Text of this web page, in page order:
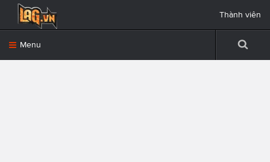
Menu
Thành viên